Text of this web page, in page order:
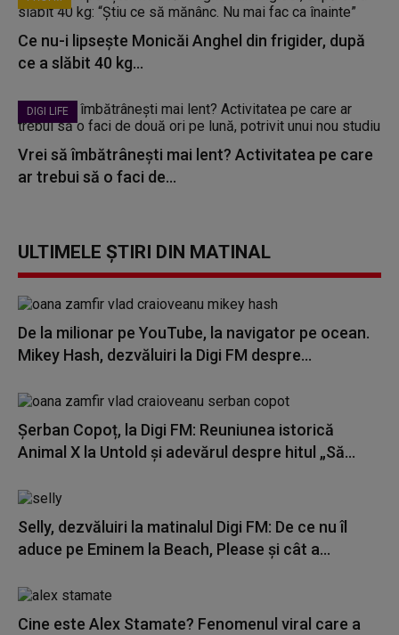
Ce nu-i lipsește Monicăi Anghel din frigider, după
ce a slăbit 40 kg...
DIGI LIFE
Vrei să îmbătrânești mai lent? Activitatea pe care
ar trebui să o faci de...
ULTIMELE ȘTIRI DIN MATINAL
De la milionar pe YouTube, la navigator pe ocean.
Mikey Hash, dezvăluiri la Digi FM despre...
Șerban Copoț, la Digi FM: Reuniunea istorică
Animal X la Untold și adevărul despre hitul „Să...
Selly, dezvăluiri la matinalul Digi FM: De ce nu îl
aduce pe Eminem la Beach, Please și cât a...
Cine este Alex Stamate? Fenomenul viral care a